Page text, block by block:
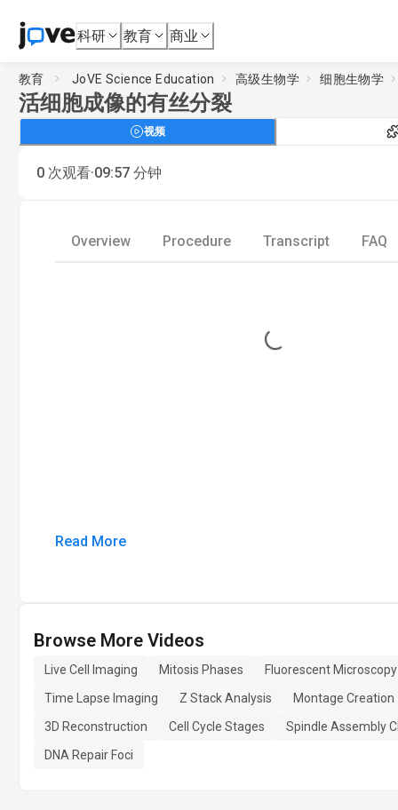
科研 教育 商业
教育 JoVE Science Education 高级生物学 细胞生物学
活细胞成像的有丝分裂
视频
0 次观看·09:57 分钟
Overview Procedure Transcript FAQ
Loading...
Read More
Browse More Videos
Live Cell Imaging Mitosis Phases
Fluorescent Microscopy
Time Lapse Imaging
Z Stack Analysis
Montage Creation
3D Reconstruction
Cell Cycle Stages
Spindle Assembly
DNA Repair Foci